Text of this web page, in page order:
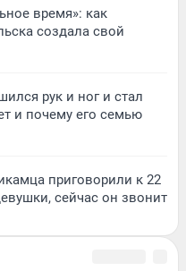
время»: как
создала свой
рук и ног и стал
и почему его семью
приговорили к 22
сейчас он звонит